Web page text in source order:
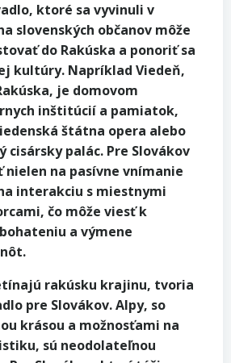
ktoré sa vyvinuli v
slovenských občanov môže
do Rakúska a ponoriť sa
kultúry. Napríklad Viedeň,
je domovom
inštitúcií a pamiatok,
štátna opera alebo
cisársky palác. Pre Slovákov
na pasívne vnímanie
interakciu s miestnymi
čo môže viesť k
a výmene
rakúsku krajinu, tvoria
pre Slovákov. Alpy, so
krásou a možnosťami na
sú neodolateľnou